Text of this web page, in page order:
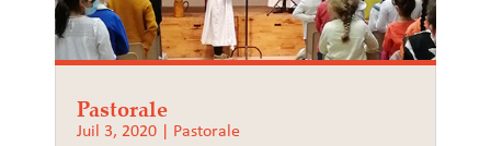
Pastorale
Juil 3, 2020 Pastorale